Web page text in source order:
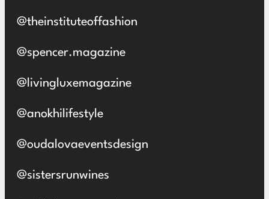
@theinstituteoffashion
@spencer.magazine
@livingluxemagazine
@anokhilifestyle
@oudalovaeventsdesign
@sistersrunwines